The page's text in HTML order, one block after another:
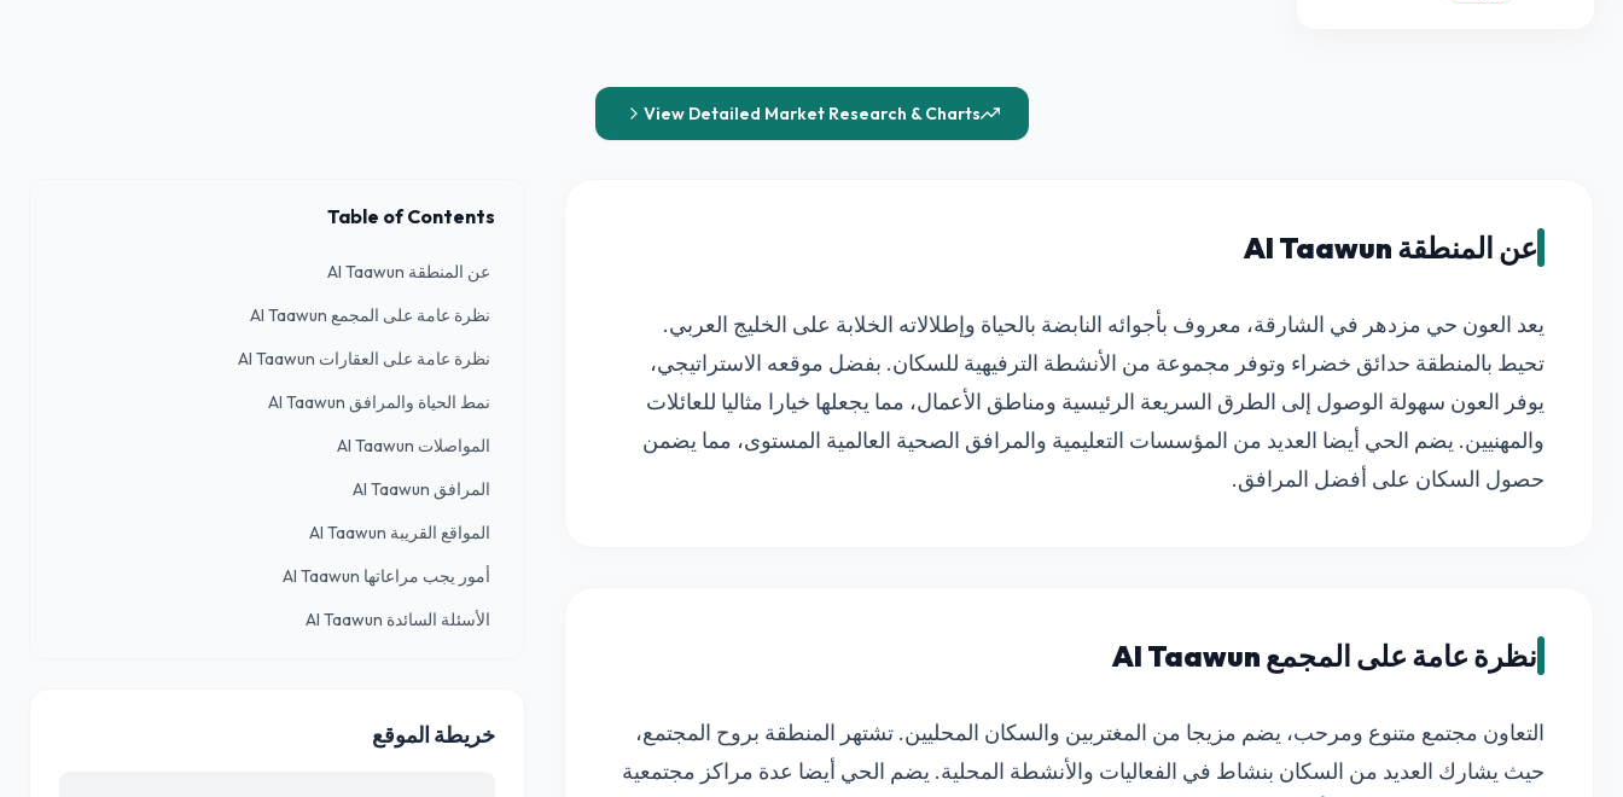
View Detailed Market Research & Charts
عن المنطقة Al Taawun
يعد العون حي مزدهر في الشارقة، معروف بأجوائه النابضة بالحياة وإطلالاته الخلابة على الخليج العربي.
تحيط بالمنطقة حدائق خضراء وتوفر مجموعة من الأنشطة الترفيهية للسكان. بفضل موقعه الاستراتيجي،
يوفر العون سهولة الوصول إلى الطرق السريعة الرئيسية ومناطق الأعمال، مما يجعلها خيارا مثاليا للعائلات
والمهنيين. يضم الحي أيضا العديد من المؤسسات التعليمية والمرافق الصحية العالمية المستوى، مما يضمن
حصول السكان على أفضل المرافق.
نظرة عامة على المجمع Al Taawun
التعاون مجتمع متنوع ومرحب، يضم مزيجا من المغتربين والسكان المحليين. تشتهر المنطقة بروح المجتمع،
حيث يشارك العديد من السكان بنشاط في الفعاليات والأنشطة المحلية. يضم الحي أيضا عدة مراكز مجتمعية
Table of Contents
عن المنطقة Al Taawun
نظرة عامة على المجمع Al Taawun
نظرة عامة على العقارات Al Taawun
نمط الحياة والمرافق Al Taawun
المواصلات Al Taawun
المرافق Al Taawun
المواقع القريبة Al Taawun
أمور يجب مراعاتها Al Taawun
الأسئلة السائدة Al Taawun
خريطة الموقع